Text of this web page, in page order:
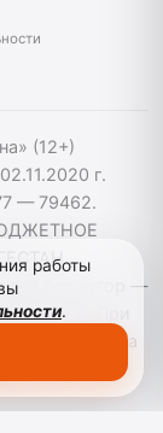
(12+)
г.
— 79462.
редактор —
При
гиперссылка
работы
.